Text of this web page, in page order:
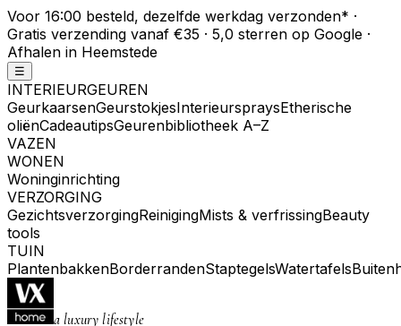
Voor 16:00 besteld, dezelfde werkdag verzonden* ·
Gratis verzending vanaf €35 · 5,0 sterren op Google ·
Afhalen in Heemstede
☰
INTERIEURGEUREN
GeurkaarsenGeurstokjesInterieurspraysEtherische
oliënCadeautipsGeurenbibliotheek A–Z
VAZEN
WONEN
Woninginrichting
VERZORGING
GezichtsverzorgingReinigingMists & verfrissingBeauty
tools
TUIN
PlantenbakkenBorderrandenStaptegelsWatertafels
a luxury lifestyle